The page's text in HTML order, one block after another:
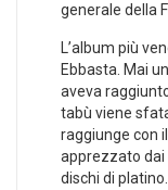
generale della
L’album più
Ebbasta. Mai
aveva
tabù viene
raggiunge con
apprezzato dai
dischi di